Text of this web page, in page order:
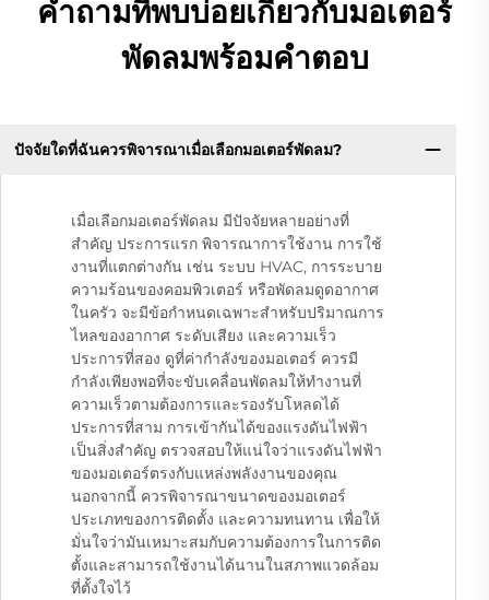
คำถามที่พบบ่อยเกี่ยวกับมอเตอร์
พัดลมพร้อมคำตอบ
ปัจจัยใดที่ฉันควรพิจารณาเมื่อเลือกมอเตอร์พัดลม?
เมื่อเลือกมอเตอร์พัดลม มีปัจจัยหลายอย่างที่
สำคัญ ประการแรก พิจารณาการใช้งาน การใช้
งานที่แตกต่างกัน เช่น ระบบ HVAC, การระบาย
ความร้อนของคอมพิวเตอร์ หรือพัดลมดูดอากาศ
ในครัว จะมีข้อกำหนดเฉพาะสำหรับปริมาณการ
ไหลของอากาศ ระดับเสียง และความเร็ว
ประการที่สอง ดูที่ค่ากำลังของมอเตอร์ ควรมี
กำลังเพียงพอที่จะขับเคลื่อนพัดลมให้ทำงานที่
ความเร็วตามต้องการและรองรับโหลดได้
ประการที่สาม การเข้ากันได้ของแรงดันไฟฟ้า
เป็นสิ่งสำคัญ ตรวจสอบให้แน่ใจว่าแรงดันไฟฟ้า
ของมอเตอร์ตรงกับแหล่งพลังงานของคุณ
นอกจากนี้ ควรพิจารณาขนาดของมอเตอร์
ประเภทของการติดตั้ง และความทนทาน เพื่อให้
มั่นใจว่ามันเหมาะสมกับความต้องการในการติด
ตั้งและสามารถใช้งานได้นานในสภาพแวดล้อม
ที่ตั้งใจไว้